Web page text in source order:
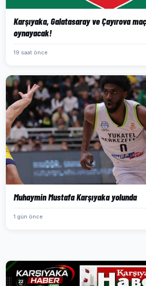
Karşıyaka, Galatasaray ve Çayırova
oynayacak!
19 saat önce
Muhaymin Mustafa Karşıyaka yolunda
1 gün önce